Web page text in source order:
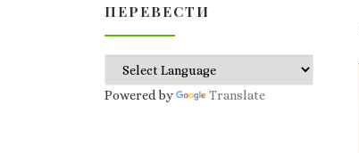
ПЕРЕВЕСТИ
Powered by Translate